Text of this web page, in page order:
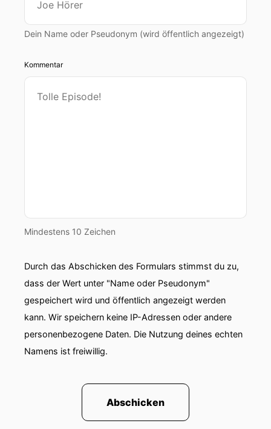
Dein Name oder Pseudonym (wird öffentlich angezeigt)
Kommentar
Mindestens 10 Zeichen
Durch das Abschicken des Formulars stimmst du zu,
dass der Wert unter "Name oder Pseudonym"
gespeichert wird und öffentlich angezeigt werden
kann. Wir speichern keine IP-Adressen oder andere
personenbezogene Daten. Die Nutzung deines echten
Namens ist freiwillig.
Abschicken